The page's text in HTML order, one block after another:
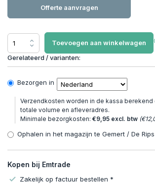
Offerte aanvragen
Toevoegen aan winkelwagen
Gerelateerd / varianten:
Bezorgen in
Verzendkosten worden in de kassa berekend
totale volume en afleveradres.
Minimale bezorgkosten: €9,95 excl. btw
Ophalen in het magazijn te Gemert / De
Kopen bij Emtrade
Zakelijk op factuur bestellen *